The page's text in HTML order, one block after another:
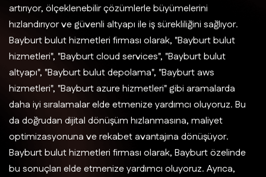
artırıyor, ölçeklenebilir çözümlerle büyümelerini
hızlandırıyor ve güvenli altyapı ile iş sürekliliğini sağlıyor.
Bayburt bulut hizmetleri firması olarak, "Bayburt bulut
hizmetleri", "Bayburt cloud services", "Bayburt bulut
altyapı", "Bayburt bulut depolama", "Bayburt aws
hizmetleri", "Bayburt azure hizmetleri" gibi aramalarda
daha iyi sıralamalar elde etmenize yardımcı oluyoruz. Bu
da doğrudan dijital dönüşüm hızlanmasına, maliyet
optimizasyonuna ve rekabet avantajına dönüşüyor.
Bayburt bulut hizmetleri firması olarak, Bayburt özelinde
bu sonuçları elde etmenize yardımcı oluyoruz. Ayrıca,